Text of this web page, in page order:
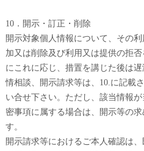
10．開示・訂正・削除
開示対象個人情報について、その
加又は削除及び利用又は提供の拒
にこれに応じ、措置を講じた後は
情相談、開示請求等は、10.に記載
い合せ下さい。ただし、該当情報
密事項に属する場合は、開示等の
す。
開示請求等におけるご本人確認は